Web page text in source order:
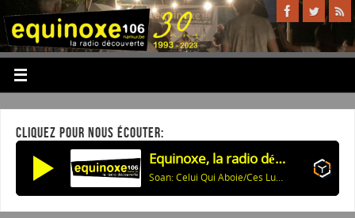
CLIQUEZ POUR NOUS ÉCOUTER:
Equinoxe, la radio découverte
Soan: Celui Qui Aboie/Ces Lumières